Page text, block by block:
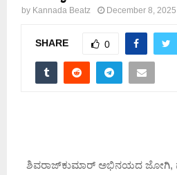
by Kannada Beatz December 8, 2025
SHARE 0
ಶಿವರಾಜ್‌ಕುಮಾರ್ ಅಭಿನಯದ ಜೋಗಿ,